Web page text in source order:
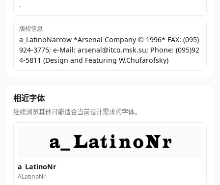
-
版权信息
a_LatinoNarrow *Arsenal Company © 1996* FAX: (095)
924-3775; e-Mail: arsenal@itco.msk.su; Phone: (095)92
4-5811 (Design and Featuring W.Chufarofsky)
相近字体
继续浏览其他可能适合当前设计需求的字体。
a_LatinoNr
ALatinoNr